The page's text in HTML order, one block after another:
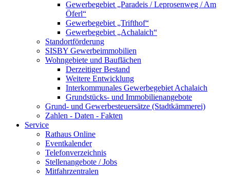
Gewerbegebiet „Paradeis / Leprosenweg / Am
Öferl“
Gewerbegebiet „Trifthof“
Gewerbegebiet „Achalaich“
Standortförderung
SISBY Gewerbeimmobilien
Wohngebiete und Bauflächen
Derzeitiger Bestand
Weitere Entwicklung
Interkommunales Gewerbegebiet Achalaich
Grundstücks- und Immobilienangebote
Grund- und Gewerbesteuersätze (Stadtkämmerei)
Zahlen - Daten - Fakten
Service
Rathaus Online
Eventkalender
Telefonverzeichnis
Stellenangebote / Jobs
Mitfahrzentralen